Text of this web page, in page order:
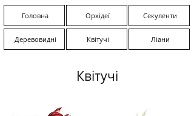
Головна
Деревовидні
Орхідеї
Квітучі
Секуленти
Ліани
Квітучі